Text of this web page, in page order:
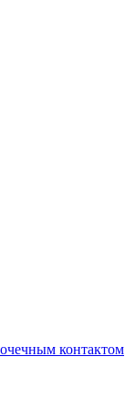
контактом